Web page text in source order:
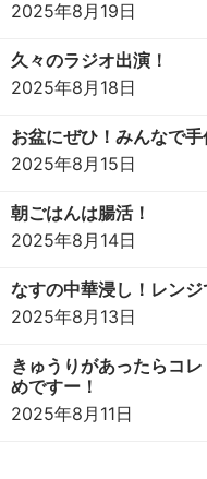
2025年8月19日
久々のラジオ出演！
2025年8月18日
お盆にぜひ！みんなで手
2025年8月15日
朝ごはんは腸活！
2025年8月14日
なすの中華浸し！レンジ
2025年8月13日
きゅうりがあったらコ
めですー！
2025年8月11日